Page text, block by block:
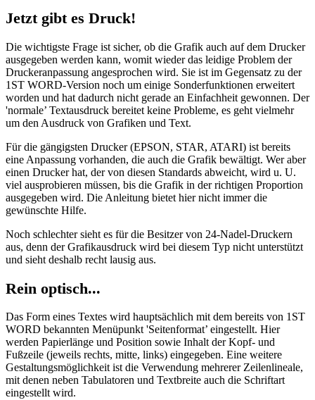
Jetzt gibt es Druck!
Die wichtigste Frage ist sicher, ob die Grafik auch auf dem Drucker
ausgegeben werden kann, womit wieder das leidige Problem der
Druckeranpassung angesprochen wird. Sie ist im Gegensatz zu der
1ST WORD-Version noch um einige Sonderfunktionen erweitert
worden und hat dadurch nicht gerade an Einfachheit gewonnen. Der
'normale’ Textausdruck bereitet keine Probleme, es geht vielmehr
um den Ausdruck von Grafiken und Text.
Für die gängigsten Drucker (EPSON, STAR, ATARI) ist bereits
eine Anpassung vorhanden, die auch die Grafik bewältigt. Wer aber
einen Drucker hat, der von diesen Standards abweicht, wird u. U.
viel ausprobieren müssen, bis die Grafik in der richtigen Proportion
ausgegeben wird. Die Anleitung bietet hier nicht immer die
gewünschte Hilfe.
Noch schlechter sieht es für die Besitzer von 24-Nadel-Druckern
aus, denn der Grafikausdruck wird bei diesem Typ nicht unterstützt
und sieht deshalb recht lausig aus.
Rein optisch...
Das Form eines Textes wird hauptsächlich mit dem bereits von 1ST
WORD bekannten Menüpunkt 'Seitenformat’ eingestellt. Hier
werden Papierlänge und Position sowie Inhalt der Kopf- und
Fußzeile (jeweils rechts, mitte, links) eingegeben. Eine weitere
Gestaltungsmöglichkeit ist die Verwendung mehrerer Zeilenlineale,
mit denen neben Tabulatoren und Textbreite auch die Schriftart
eingestellt wird.